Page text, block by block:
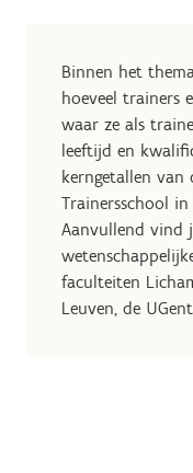
Binnen het
hoeveel trainers
waar ze als
leeftijd en
kerngetallen van
Trainersschool
Aanvullend vind
faculteiten
Leuven, de